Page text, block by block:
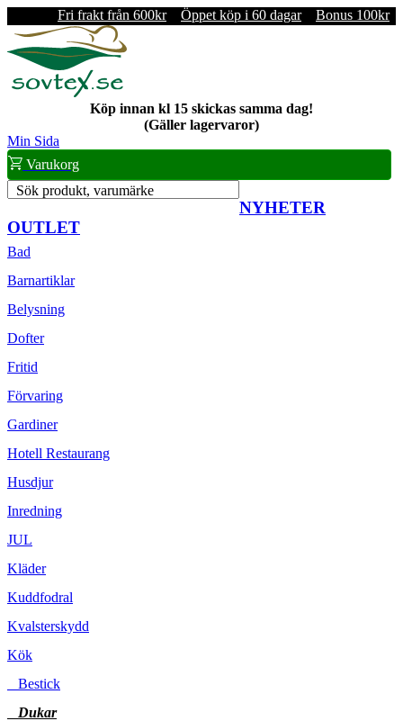
Fri frakt från 600kr Öppet köp i 60 dagar Bonus 100kr
Köp innan kl 15 skickas samma dag!
(Gäller lagervaror)
Min Sida
Varukorg
Sök produkt, varumärke
NYHETER
OUTLET
Bad
Barnartiklar
Belysning
Dofter
Fritid
Förvaring
Gardiner
Hotell Restaurang
Husdjur
Inredning
JUL
Kläder
Kuddfodral
Kvalsterskydd
Kök
Bestick
Dukar